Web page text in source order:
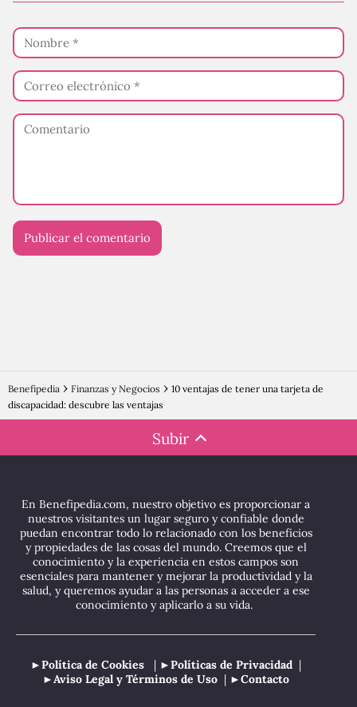
Benefipedia Finanzas y Negocios
10 ventajas de tener una tarjeta de
discapacidad: descubre las ventajas
Subir
En Benefipedia.com, nuestro objetivo es proporcionar a
nuestros visitantes un lugar seguro y confiable donde
puedan encontrar todo lo relacionado con los beneficios
y propiedades de las cosas del mundo. Creemos que el
conocimiento y la experiencia en estos campos son
esenciales para mantener y mejorar la productividad y la
salud, y queremos ayudar a las personas a acceder a ese
conocimiento y aplicarlo a su vida.
►Política de Cookies | ►Políticas de Privacidad |
►Aviso Legal y Términos de Uso | ►Contacto